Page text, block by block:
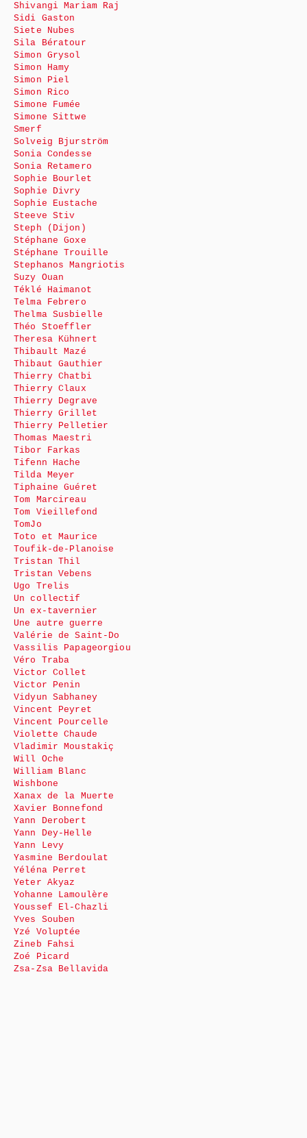
Shivangi Mariam Raj
Sidi Gaston
Siete Nubes
Sila Bératour
Simon Grysol
Simon Hamy
Simon Piel
Simon Rico
Simone Fumée
Simone Sittwe
Smerf
Solveig Bjurström
Sonia Condesse
Sonia Retamero
Sophie Bourlet
Sophie Divry
Sophie Eustache
Steeve Stiv
Steph (Dijon)
Stéphane Goxe
Stéphane Trouille
Stephanos Mangriotis
Suzy Ouan
Téklé Haimanot
Telma Febrero
Thelma Susbielle
Théo Stoeffler
Theresa Kühnert
Thibault Mazé
Thibaut Gauthier
Thierry Chatbi
Thierry Claux
Thierry Degrave
Thierry Grillet
Thierry Pelletier
Thomas Maestri
Tibor Farkas
Tifenn Hache
Tilda Meyer
Tiphaine Guéret
Tom Marcireau
Tom Vieillefond
TomJo
Toto et Maurice
Toufik-de-Planoise
Tristan Thil
Tristan Vebens
Ugo Trelis
Un collectif
Un ex-tavernier
Une autre guerre
Valérie de Saint-Do
Vassilis Papageorgiou
Véro Traba
Victor Collet
Victor Penin
Vidyun Sabhaney
Vincent Peyret
Vincent Pourcelle
Violette Chaude
Vladimir Moustakiç
Will Oche
William Blanc
Wishbone
Xanax de la Muerte
Xavier Bonnefond
Yann Derobert
Yann Dey-Helle
Yann Levy
Yasmine Berdoulat
Yéléna Perret
Yeter Akyaz
Yohanne Lamoulère
Youssef El-Chazli
Yves Souben
Yzé Voluptée
Zineb Fahsi
Zoé Picard
Zsa-Zsa Bellavida